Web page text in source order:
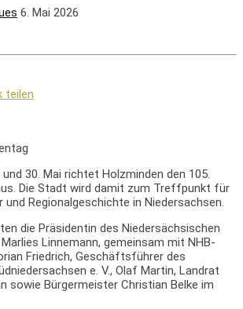
6. Mai 2026
teilen
30. Mai richtet Holzminden den 105.
Die Stadt wird damit zum Treffpunkt für
Regionalgeschichte in Niedersachsen.
die Präsidentin des Niedersächsischen
Linnemann, gemeinsam mit NHB-
Friedrich, Geschäftsführer des
e. V., Olaf Martin, Landrat
sowie Bürgermeister Christian Belke im